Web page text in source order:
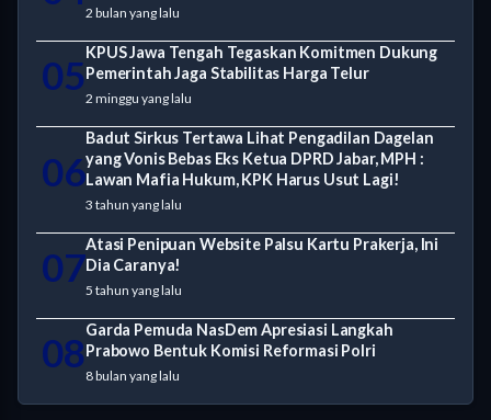
2 bulan yang lalu
05KPUS Jawa Tengah Tegaskan Komitmen Dukung
Pemerintah Jaga Stabilitas Harga Telur
2 minggu yang lalu
06
Badut Sirkus Tertawa Lihat Pengadilan Dagelan
yang Vonis Bebas Eks Ketua DPRD Jabar, MPH :
Lawan Mafia Hukum, KPK Harus Usut Lagi!
3 tahun yang lalu
07Atasi Penipuan Website Palsu Kartu Prakerja, Ini
Dia Caranya!
5 tahun yang lalu
08Garda Pemuda NasDem Apresiasi Langkah
Prabowo Bentuk Komisi Reformasi Polri
8 bulan yang lalu